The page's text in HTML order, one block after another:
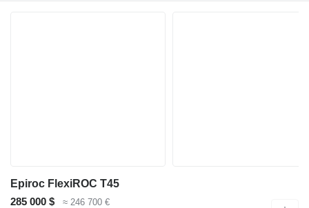
Epiroc FlexiROC T45
285 000 $
≈ 246 700 €